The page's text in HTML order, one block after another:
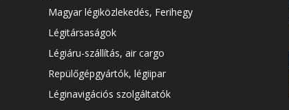
Magyar légiközlekedés, Ferihegy
Légitársaságok
Légiáru-szállítás, air cargo
Repülőgépgyártók, légiipar
Léginavigációs szolgáltatók